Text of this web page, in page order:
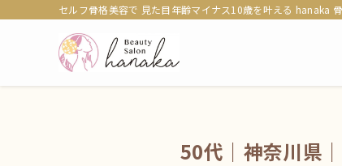
セルフ骨格美容で 見た目年齢マイナス10歳を叶える hanaka
50代｜神奈川県